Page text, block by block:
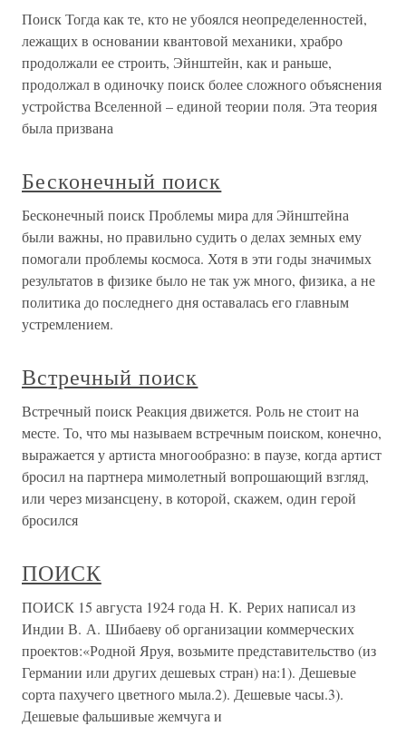
Поиск Тогда как те, кто не убоялся неопределенностей,
лежащих в основании квантовой механики, храбро
продолжали ее строить, Эйнштейн, как и раньше,
продолжал в одиночку поиск более сложного объяснения
устройства Вселенной – единой теории поля. Эта теория
была призвана
Бесконечный поиск
Бесконечный поиск Проблемы мира для Эйнштейна
были важны, но правильно судить о делах земных ему
помогали проблемы космоса. Хотя в эти годы значимых
результатов в физике было не так уж много, физика, а не
политика до последнего дня оставалась его главным
устремлением.
Встречный поиск
Встречный поиск Реакция движется. Роль не стоит на
месте. То, что мы называем встречным поиском, конечно,
выражается у артиста многообразно: в паузе, когда артист
бросил на партнера мимолетный вопрошающий взгляд,
или через мизансцену, в которой, скажем, один герой
бросился
ПОИСК
ПОИСК 15 августа 1924 года Н. К. Рерих написал из
Индии В. А. Шибаеву об организации коммерческих
проектов:«Родной Яруя, возьмите представительство (из
Германии или других дешевых стран) на:1). Дешевые
сорта пахучего цветного мыла.2). Дешевые часы.3).
Дешевые фальшивые жемчуга и